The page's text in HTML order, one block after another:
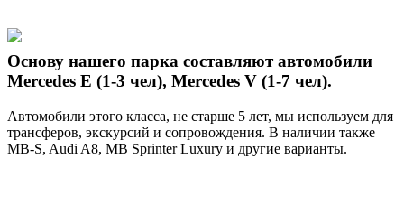
Основу нашего парка составляют автомобили
Mercedes E (1-3 чел), Mercedes V (1-7 чел).
Автомобили этого класса, не старше 5 лет, мы используем для
трансферов, экскурсий и сопровождения. В наличии также
MB-S, Audi A8, MB Sprinter Luxury и другие варианты.